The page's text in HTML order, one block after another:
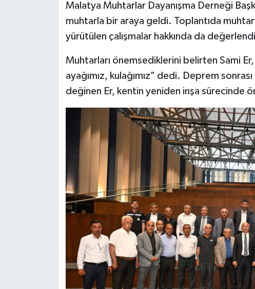
Malatya Muhtarlar Dayanışma Derneği
muhtarla bir araya geldi. Toplantıda
yürütülen çalışmalar hakkında da
Muhtarları önemsediklerini belirten Sami
ayağımız, kulağımız" dedi. Deprem
değinen Er, kentin yeniden inşa sürecinde
Teknoloji
Televizyon